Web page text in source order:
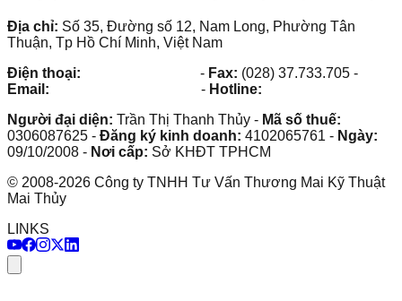
Địa chỉ: Số 35, Đường số 12, Nam Long, Phường Tân
Thuận, Tp Hồ Chí Minh, Việt Nam
Điện thoại:
- Fax: (028) 37.733.705 -
Email:
- Hotline:
Người đại diện: Trần Thị Thanh Thủy - Mã số thuế:
0306087625 - Đăng ký kinh doanh: 4102065761 - Ngày:
09/10/2008 - Nơi cấp: Sở KHĐT TPHCM
© 2008-2026 Công ty TNHH Tư Vấn Thương Mai Kỹ Thuật
Mai Thủy
LINKS